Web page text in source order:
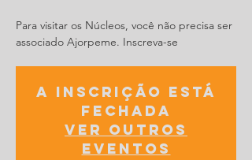
Para visitar os Núcleos, você não precisa ser
associado Ajorpeme. Inscreva-se
A inscrição está
fechada
Ver outros
eventos